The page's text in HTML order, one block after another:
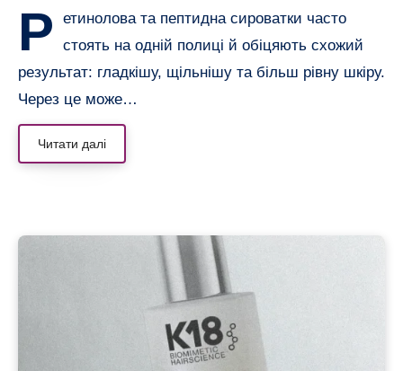
Р
етинолова та пептидна сироватки часто
стоять на одній полиці й обіцяють схожий
результат: гладкішу, щільнішу та більш рівну шкіру.
Через це може…
Читати далі